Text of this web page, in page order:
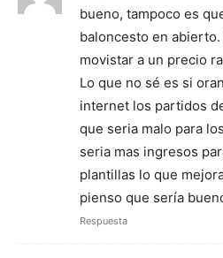
bueno, tampoco es
baloncesto en
movistar a un precio
Lo que no sé es si
internet los partidos
que seria malo para
seria mas ingresos
plantillas lo que
pienso que sería
Respuesta